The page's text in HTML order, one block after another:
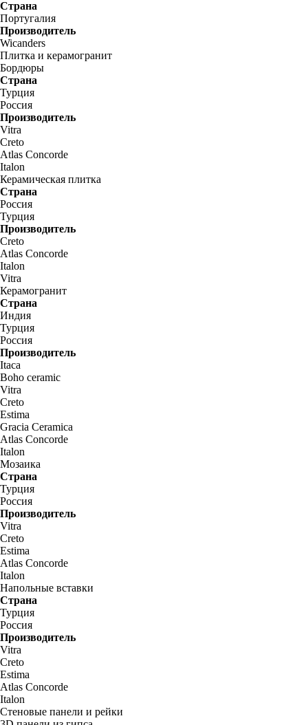
Страна
Португалия
Производитель
Wicanders
Плитка и керамогранит
Бордюры
Страна
Турция
Россия
Производитель
Vitra
Creto
Atlas Concorde
Italon
Керамическая плитка
Страна
Россия
Турция
Производитель
Creto
Atlas Concorde
Italon
Vitra
Керамогранит
Страна
Индия
Турция
Россия
Производитель
Itaca
Boho ceramic
Vitra
Creto
Estima
Gracia Ceramica
Atlas Concorde
Italon
Мозаика
Страна
Турция
Россия
Производитель
Vitra
Creto
Estima
Atlas Concorde
Italon
Напольные вставки
Страна
Турция
Россия
Производитель
Vitra
Creto
Estima
Atlas Concorde
Italon
Стеновые панели и рейки